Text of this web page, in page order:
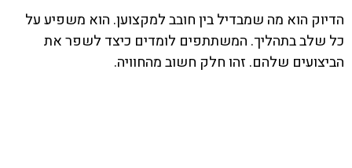
הדיוק הוא מה שמבדיל בין חובב למקצוען. הוא משפיע על
כל שלב בתהליך. המשתתפים לומדים כיצד לשפר את
הביצועים שלהם. זהו חלק חשוב מהחוויה.